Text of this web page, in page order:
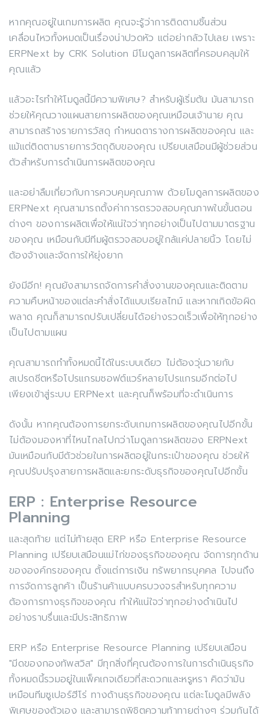
หากคุณอยู่ในเกมการผลิต คุณจะรู้ว่าการติดตามชิ้นส่วน
เคลื่อนไหวทั้งหมดเป็นเรื่องน่าปวดหัว แต่อย่ากลัวไปเลย เพราะ
ERPNext by CRK Solution มีโมดูลการผลิตที่ครอบคลุมให้
คุณแล้ว
แล้วอะไรทำให้โมดูลนี้มีความพิเศษ? สำหรับผู้เริ่มต้น มันสามารถ
ช่วยให้คุณวางแผนสายการผลิตของคุณเหมือนเจ้านาย คุณ
สามารถสร้างรายการวัสดุ กำหนดตารางการผลิตของคุณ และ
แม้แต่ติดตามรายการวัตถุดิบของคุณ เปรียบเสมือนมีผู้ช่วยส่วน
ตัวสำหรับการดำเนินการผลิตของคุณ
และอย่าลืมเกี่ยวกับการควบคุมคุณภาพ ด้วยโมดูลการผลิตของ
ERPNext คุณสามารถตั้งค่าการตรวจสอบคุณภาพในขั้นตอน
ต่างๆ ของการผลิตเพื่อให้แน่ใจว่าทุกอย่างเป็นไปตามมาตรฐาน
ของคุณ เหมือนกับมีทีมผู้ตรวจสอบอยู่ใกล้แค่ปลายนิ้ว โดยไม่
ต้องจ้างและจัดการให้ยุ่งยาก
ยังมีอีก! คุณยังสามารถจัดการคำสั่งงานของคุณและติดตาม
ความคืบหน้าของแต่ละคำสั่งได้แบบเรียลไทม์ และหากเกิดข้อผิด
พลาด คุณก็สามารถปรับเปลี่ยนได้อย่างรวดเร็วเพื่อให้ทุกอย่าง
เป็นไปตามแผน
คุณสามารถทำทั้งหมดนี้ได้ในระบบเดียว ไม่ต้องวุ่นวายกับ
สเปรดชีตหรือโปรแกรมซอฟต์แวร์หลายโปรแกรมอีกต่อไป
เพียงเข้าสู่ระบบ ERPNext และคุณก็พร้อมที่จะดำเนินการ
ดังนั้น หากคุณต้องการยกระดับเกมการผลิตของคุณไปอีกขั้น
ไม่ต้องมองหาที่ไหนไกลไปกว่าโมดูลการผลิตของ ERPNext
มันเหมือนกับมีตัวช่วยในการผลิตอยู่ในกระเป๋าของคุณ ช่วยให้
คุณปรับปรุงสายการผลิตและยกระดับธุรกิจของคุณไปอีกขั้น
ERP : Enterprise Resource
Planning
และสุดท้าย แต่ไม่ท้ายสุด ERP หรือ Enterprise Resource
Planning เปรียบเสมือนแม่ไก่ของธุรกิจของคุณ จัดการทุกด้าน
ขององค์กรของคุณ ตั้งแต่การเงิน ทรัพยากรบุคคล ไปจนถึง
การจัดการลูกค้า เป็นร้านค้าแบบครบวงจรสำหรับทุกความ
ต้องการทางธุรกิจของคุณ ทำให้แน่ใจว่าทุกอย่างดำเนินไป
อย่างราบรื่นและมีประสิทธิภาพ
ERP หรือ Enterprise Resource Planning เปรียบเสมือน
"มีดของกองทัพสวิส" มีทุกสิ่งที่คุณต้องการในการดำเนินธุรกิจ
ทั้งหมดนี้รวมอยู่ในแพ็คเกจเดียวที่สะดวกและหรูหรา คิดว่ามัน
เหมือนทีมซูเปอร์ฮีโร่ ทางด้านธุรกิจของคุณ แต่ละโมดูลมีพลัง
พิเศษของตัวเอง และสามารถพิชิตความท้าทายต่างๆ ร่วมกันได้